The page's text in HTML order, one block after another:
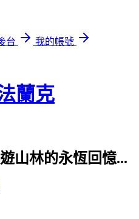
台
我的帳號
蘭克
山林的永恆回憶...